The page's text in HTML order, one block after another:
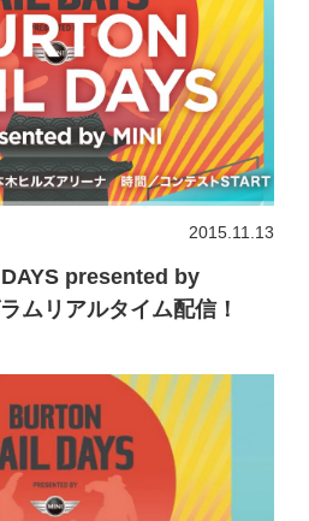
presented by
ムリアルタイム配信！
2015.11.13